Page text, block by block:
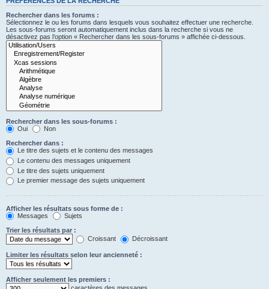
Rechercher dans les forums :
Sélectionnez le ou les forums dans lesquels vous souhaitez effectuer une recherche.
Les sous-forums seront automatiquement inclus dans la recherche si vous ne
désactivez pas l’option « Rechercher dans les sous-forums » affichée ci-dessous.
Rechercher dans les sous-forums :
Oui
Non
Rechercher dans :
Le titre des sujets et le contenu des messages
Le contenu des messages uniquement
Le titre des sujets uniquement
Le premier message des sujets uniquement
Afficher les résultats sous forme de :
Messages
Sujets
Trier les résultats par :
Croissant
Décroissant
Limiter les résultats selon leur ancienneté :
Afficher seulement les premiers :